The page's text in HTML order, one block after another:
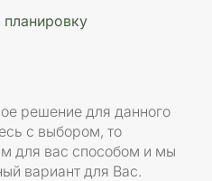
решение для данного
с выбором, то
для вас способом и мы
вариант для Вас.